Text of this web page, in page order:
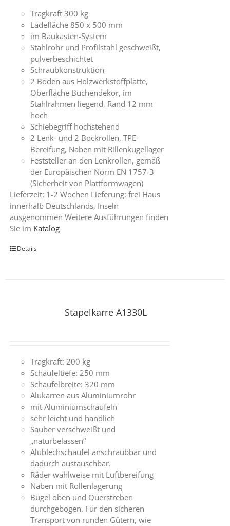
Tragkraft 300 kg
Ladefläche 850 x 500 mm
im Baukasten-System
Stahlrohr und Profilstahl geschweißt,
pulverbeschichtet
Schraubkonstruktion
2 Böden aus Holzwerkstoffplatte,
Oberfläche Buchendekor, im
Stahlrahmen liegend, Rand 12 mm
hoch
Schiebegriff hochstehend
2 Lenk- und 2 Bockrollen, TPE-
Bereifung, Naben mit Rillenkugellager
Feststeller an den Lenkrollen, gemäß
der Europäischen Norm EN 1757-3
(Sicherheit von Plattformwagen)
Lieferzeit: 1-2 Wochen Lieferung: frei Haus
innerhalb Deutschlands, Inseln
ausgenommen Weitere Ausführungen finden
Sie im Katalog
Details
Stapelkarre A1330L
Tragkraft: 200 kg
Schaufeltiefe: 250 mm
Schaufelbreite: 320 mm
Alukarren aus Aluminiumrohr
mit Aluminiumschaufeln
sehr leicht und handlich
Sauber verschweißt und
„naturbelassen“
Alublechschaufel anschraubbar und
dadurch austauschbar.
Räder wahlweise mit Luftbereifung
Naben mit Rollenlagerung
Bügel oben und Querstreben
durchgebogen. Für den sicheren
Transport von runden Gütern, wie